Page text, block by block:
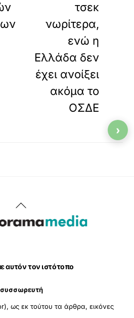
τσεκ
νωρίτερα,
ενώ η
Ελλάδα δεν
έχει ανοίξει
ακόμα το
ΟΣΔΕ
Back
To
αυτόν τον ιστότοπο
συσσωρευτή
ως εκ τούτου τα άρθρα, εικόνες
›